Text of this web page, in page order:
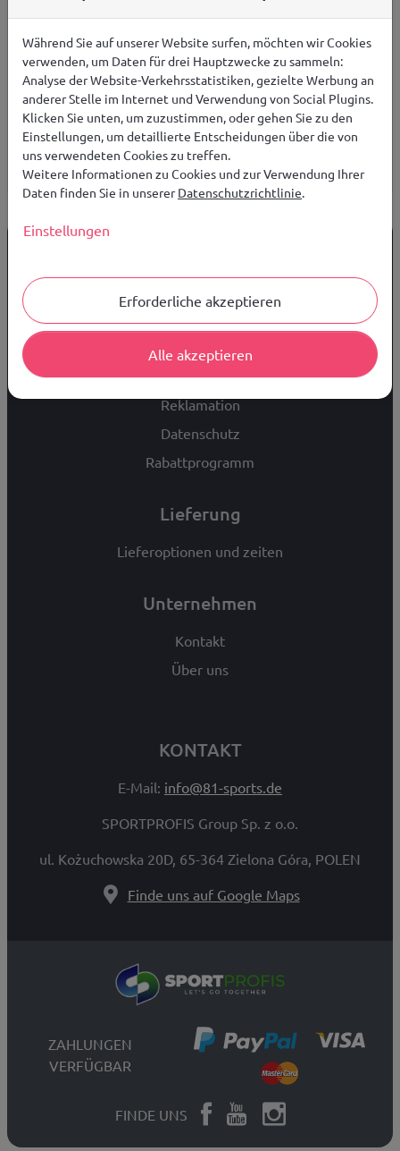
Clubservice
Die Marke KITMAN – CLUB SERVICE wurde speziell für
Sportvereine entwickelt und bietet professionelle
Unterstützung zu besten Preisen.
Rückgabe
Widerrufsbelehrung
Reklamation
Datenschutz
Rabattprogramm
Lieferung
Lieferoptionen und zeiten
Unternehmen
Kontakt
Über uns
KONTAKT
E-Mail: info@81-sports.de
SPORTPROFIS Group Sp. z o.o.
ul. Kożuchowska 20D, 65-364 Zielona Góra, POLEN
Finde uns auf Google Maps
ZAHLUNGEN
VERFÜGBAR
FINDE UNS
Während Sie auf unserer Website surfen, möchten wir Cookies
verwenden, um Daten für drei Hauptzwecke zu sammeln:
Analyse der Website-Verkehrsstatistiken, gezielte Werbung an
anderer Stelle im Internet und Verwendung von Social Plugins.
Klicken Sie unten, um zuzustimmen, oder gehen Sie zu den
Einstellungen, um detaillierte Entscheidungen über die von
uns verwendeten Cookies zu treffen.
Weitere Informationen zu Cookies und zur Verwendung Ihrer
Daten finden Sie in unsererDatenschutzrichtlinie.
Einstellungen
Erforderliche akzeptieren
Alle akzeptieren